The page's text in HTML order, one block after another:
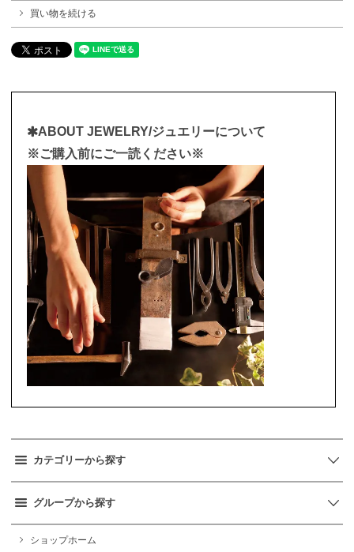
買い物を続ける
カテゴリーから探す
グループから探す
ショップホーム